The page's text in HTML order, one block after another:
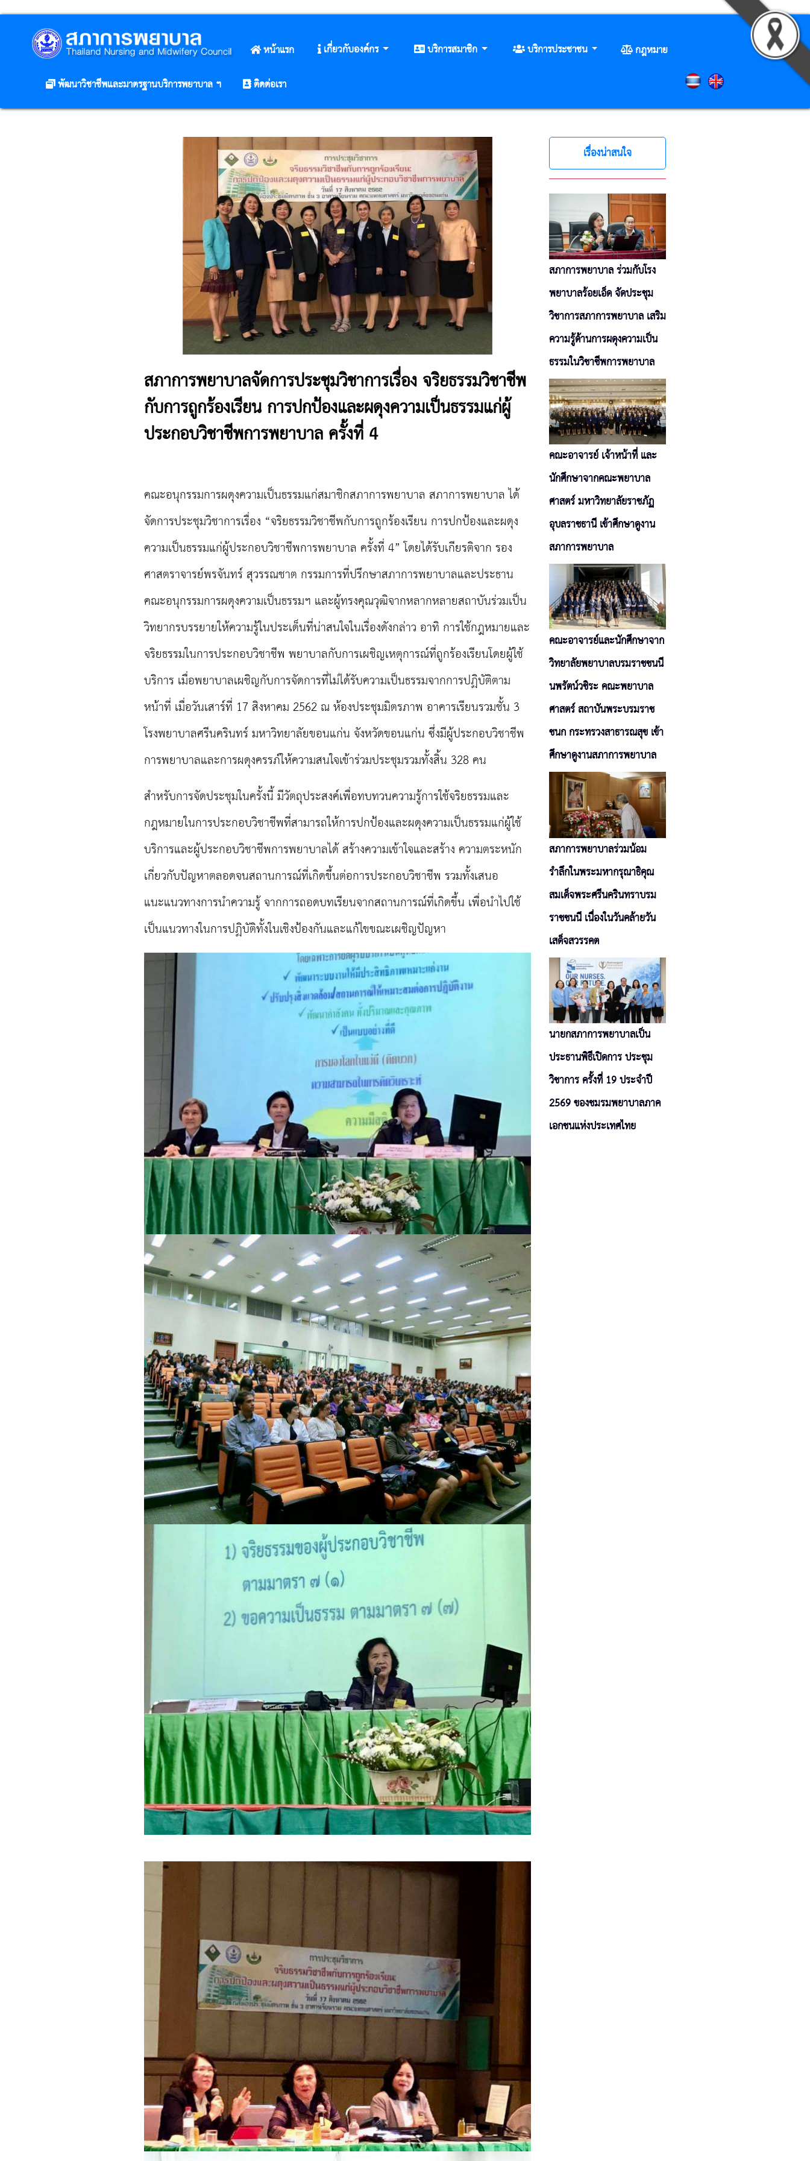
หน้าแรก เกี่ยวกับองค์กร บริการสมาชิก บริการประชาชน
กฎหมาย
พัฒนาวิชาชีพและมาตรฐานบริการพยาบาล ฯ
ติดต่อเรา
สภาการพยาบาลจัดการประชุมวิชาการเรื่อง จริยธรรมวิชาชีพ
กับการถูกร้องเรียน การปกป้องและผดุงความเป็นธรรมแก่ผู้
ประกอบวิชาชีพการพยาบาล ครั้งที่ 4
คณะอนุกรรมการผดุงความเป็นธรรมแก่สมาชิกสภาการพยาบาล สภาการพยาบาล ได้
จัดการประชุมวิชาการเรื่อง “จริยธรรมวิชาชีพกับการถูกร้องเรียน การปกป้องและผดุง
ความเป็นธรรมแก่ผู้ประกอบวิชาชีพการพยาบาล ครั้งที่ 4” โดยได้รับเกียรติจาก รอง
ศาสตราจารย์พรจันทร์ สุวรรณชาต กรรมการที่ปรึกษาสภาการพยาบาลและประธาน
คณะอนุกรรมการผดุงความเป็นธรรมฯ และผู้ทรงคุณวุฒิจากหลากหลายสถาบันร่วมเป็น
วิทยากรบรรยายให้ความรู้ในประเด็นที่น่าสนใจในเรื่องดังกล่าว อาทิ การใช้กฎหมายและ
จริยธรรมในการประกอบวิชาชีพ พยาบาลกับการเผชิญเหตุการณ์ที่ถูกร้องเรียนโดยผู้ใช้
บริการ เมื่อพยาบาลเผชิญกับการจัดการที่ไม่ได้รับความเป็นธรรมจากการปฏิบัติตาม
หน้าที่ เมื่อวันเสาร์ที่ 17 สิงหาคม 2562 ณ ห้องประชุมมิตรภาพ อาคารเรียนรวมชั้น 3
โรงพยาบาลศรีนครินทร์ มหาวิทยาลัยขอนแก่น จังหวัดขอนแก่น ซึ่งมีผู้ประกอบวิชาชีพ
การพยาบาลและการผดุงครรภ์ให้ความสนใจเข้าร่วมประชุมรวมทั้งสิ้น 328 คน
สำหรับการจัดประชุมในครั้งนี้ มีวัตถุประสงค์เพื่อทบทวนความรู้การใช้จริยธรรมและ
กฎหมายในการประกอบวิชาชีพที่สามารถให้การปกป้องและผดุงความเป็นธรรมแก่ผู้ใช้
บริการและผู้ประกอบวิชาชีพการพยาบาลได้ สร้างความเข้าใจและสร้าง ความตระหนัก
เกี่ยวกับปัญหาตลอดจนสถานการณ์ที่เกิดขึ้นต่อการประกอบวิชาชีพ รวมทั้งเสนอ
แนะแนวทางการนำความรู้ จากการถอดบทเรียนจากสถานการณ์ที่เกิดขึ้น เพื่อนำไปใช้
เป็นแนวทางในการปฏิบัติทั้งในเชิงป้องกันและแก้ไขขณะเผชิญปัญหา
เรื่องน่าสนใจ
สภาการพยาบาล ร่วมกับโรง
พยาบาลร้อยเอ็ด จัดประชุม
วิชาการสภาการพยาบาล เสริม
ความรู้ด้านการผดุงความเป็น
ธรรมในวิชาชีพการพยาบาล
คณะอาจารย์ เจ้าหน้าที่ และ
นักศึกษาจากคณะพยาบาล
ศาสตร์ มหาวิทยาลัยราชภัฏ
อุบลราชธานี เข้าศึกษาดูงาน
สภาการพยาบาล
คณะอาจารย์และนักศึกษาจาก
วิทยาลัยพยาบาลบรมราชชนนี
นพรัตน์วชิระ คณะพยาบาล
ศาสตร์ สถาบันพระบรมราช
ชนก กระทรวงสาธารณสุข เข้า
ศึกษาดูงานสภาการพยาบาล
สภาการพยาบาลร่วมน้อม
รำลึกในพระมหากรุณาธิคุณ
สมเด็จพระศรีนครินทราบรม
ราชชนนี เนื่องในวันคล้ายวัน
เสด็จสวรรคต
นายกสภาการพยาบาลเป็น
ประธานพิธีเปิดการ ประชุม
วิชาการ ครั้งที่ 19 ประจำปี
2569 ของชมรมพยาบาลภาค
เอกชนแห่งประเทศไทย